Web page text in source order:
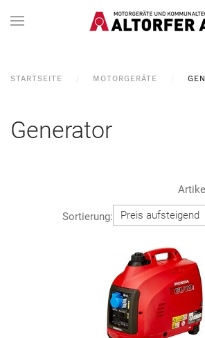
STARTSEITE MOTORGERÄTE
Generator
Sortierung: